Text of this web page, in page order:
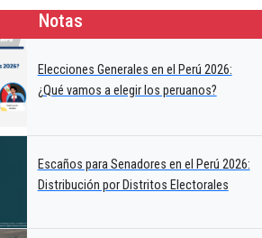
Notas
Elecciones Generales en el Perú 2026:
¿Qué vamos a elegir los peruanos?
Escaños para Senadores en el Perú 2026:
Distribución por Distritos Electorales